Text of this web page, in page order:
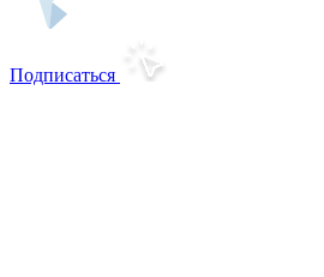
Подписаться